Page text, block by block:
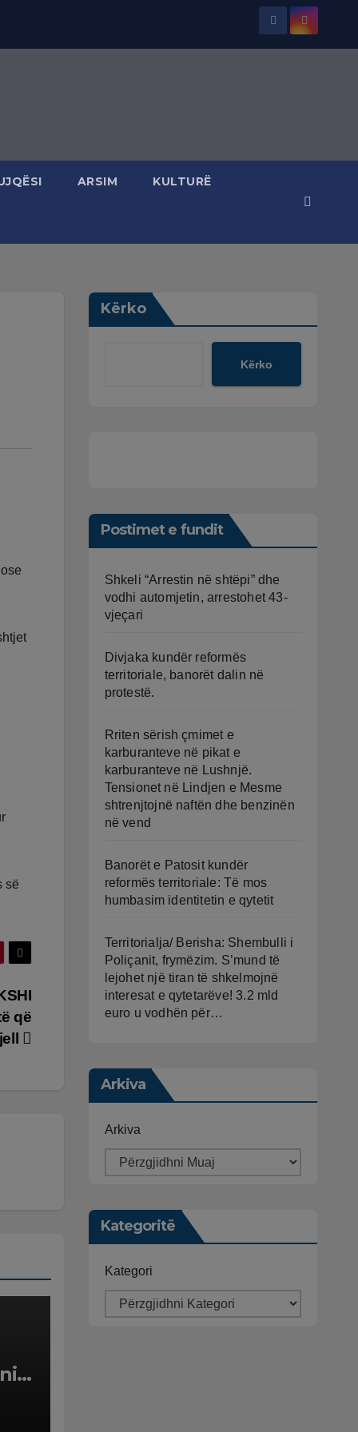
ARSIM KULTURË
së
që
Kërko
Kërko
Postimet e fundit
Shkeli “Arrestin në shtëpi” dhe
vodhi automjetin, arrestohet 43-
vjeçari
Divjaka kundër reformës
territoriale, banorët dalin në
protestë.
Rriten sërish çmimet e
karburanteve në pikat e
karburanteve në Lushnjë.
Tensionet në Lindjen e Mesme
shtrenjtojnë naftën dhe benzinën
në vend
Banorët e Patosit kundër
reformës territoriale: Të mos
humbasim identitetin e qytetit
Territorialja/ Berisha: Shembulli i
Poliçanit, frymëzim. S’mund të
lejohet një tiran të shkelmojnë
interesat e qytetarëve! 3.2 mld
euro u vodhën për…
Arkiva
Arkiva
Kategoritë
Kategori